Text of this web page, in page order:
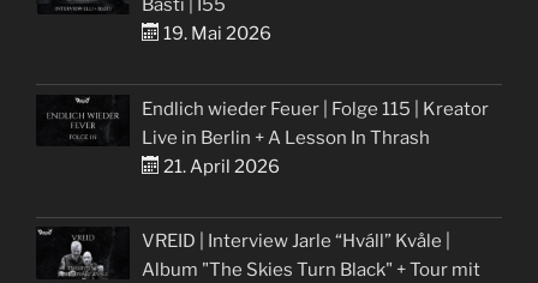
Basti | I55
19. Mai 2026
Endlich wieder Feuer | Folge 115 | Kreator
Live in Berlin + A Lesson In Thrash
21. April 2026
VREID | Interview Jarle “Hváll” Kvåle |
Album "The Skies Turn Black" + Tour mit